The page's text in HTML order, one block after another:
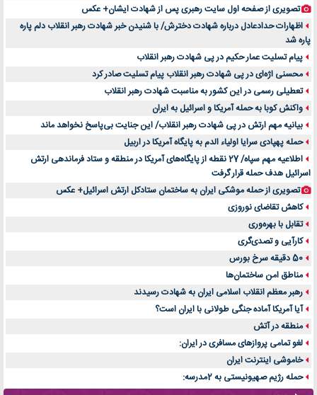
تصویری از صفحه اول سایت رهبری پس از شهادت ایشان+ عکس
اظهارات حدادعادل درباره شهادت دخترش/ با شنیدن خبر شهادت رهبر انقلاب دلم پاره
پاره شد
پیام تسلیت عمار حکیم در پی شهادت رهبر انقلاب
محسنی اژه‌ای در پی شهادت رهبر انقلاب پیام تسلیت صادر کرد
تعطیلی رسمی در این کشور به مناسبت شهادت رهبر انقلاب
واکنش کوبا به حمله آمریکا و اسرائیل به ایران
بیانیه مهم ارتش در پی شهادت رهبر انقلاب/ این جنایت بی‌پاسخ نخواهد ماند
حمله پهپادی سرایا اولیاء الدم به پایگاه آمریکا در اربیل
اطلاعیه مهم سپاه/ 27 نقطه از پایگاه‌های آمریکا در منطقه و ستاد فرماندهی ارتش
اسرائیل هدف حمله قرار گرفت
تصویری از حمله موشکی ایران به ساختمان ستادکل ارتش اسرائیل+ عکس
کاهش تقاضای نوروزی
تقابل با بهره‌وری
کارآیی و تصدی‌گری
50 دقیقه سرخ بورس
مناطق امن ساختمان‌ها
رهبر معظم انقلاب اسلامی ایران به شهادت رسیدند
آیا آمریکا آماده جنگی طولانی با ایران است؟
منطقه در آتش
لغو تمامی پروازهای مسافری در ایران:
خاموشی اینترنت ایران
حمله رژیم صهیونیستی به 2مدرسه: